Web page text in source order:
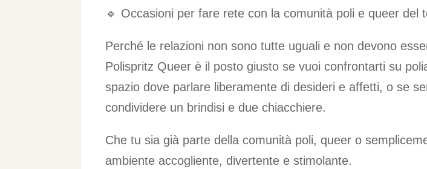
🔹 Occasioni per fare rete con la comunità poli e queer del
Perché le relazioni non sono tutte uguali e non devono
Polispritz Queer è il posto giusto se vuoi confrontarti su
spazio dove parlare liberamente di desideri e affetti, o se
condividere un brindisi e due chiacchiere.
Che tu sia già parte della comunità poli, queer o
ambiente accogliente, divertente e stimolante.